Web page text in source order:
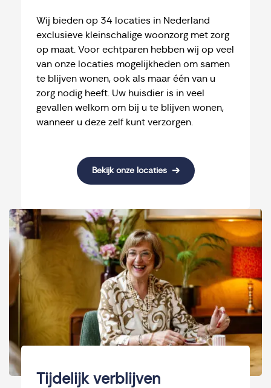
Wij bieden op 34 locaties in Nederland
exclusieve kleinschalige woonzorg met zorg
op maat. Voor echtparen hebben wij op veel
van onze locaties mogelijkheden om samen
te blijven wonen, ook als maar één van u
zorg nodig heeft. Uw huisdier is in veel
gevallen welkom om bij u te blijven wonen,
wanneer u deze zelf kunt verzorgen.
Bekijk onze locaties
Tijdelijk verblijven